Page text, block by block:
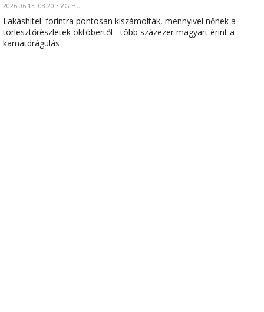
2026.06.13. 08:20 • VG.HU
Lakáshitel: forintra pontosan kiszámolták, mennyivel nőnek a
törlesztőrészletek októbertől - több százezer magyart érint a
kamatdrágulás